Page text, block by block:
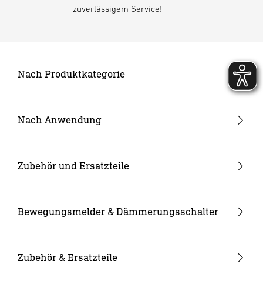
zuverlässigem Service!
Nach Produktkategorie
24V Garten-Lichtsystem
Strahler und Spots
Kameraleuchten
Solarleuchten
Nach Anwendung
Hauseingang
Zubehör und Ersatzteile
Ersatzgläser
Leuchtmittel
Bewegungsmelder & Dämmerungsschalter
Bewegungsmelder innen
Zubehör & Ersatzteile